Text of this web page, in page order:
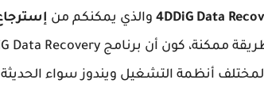
والذي يمكنكم من
لمختلف أنظمة التشغيل ويندوز سواء الحديثة